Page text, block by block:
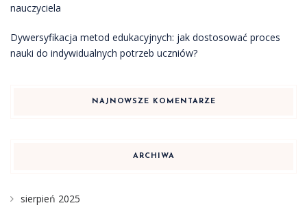
nauczyciela
Dywersyfikacja metod edukacyjnych: jak dostosować proces
nauki do indywidualnych potrzeb uczniów?
NAJNOWSZE KOMENTARZE
ARCHIWA
sierpień 2025